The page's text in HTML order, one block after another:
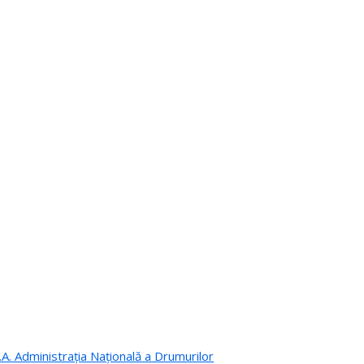
Administrația Națională a Drumurilor